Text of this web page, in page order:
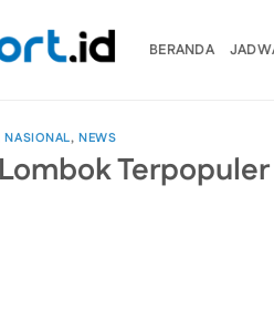
BERANDA
NASIONAL,NEWS